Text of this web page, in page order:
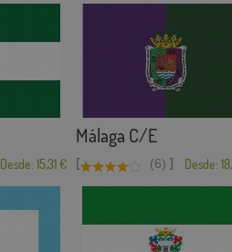
Desde: 15,31 €
Málaga C/E
[ (6) ] Desde: